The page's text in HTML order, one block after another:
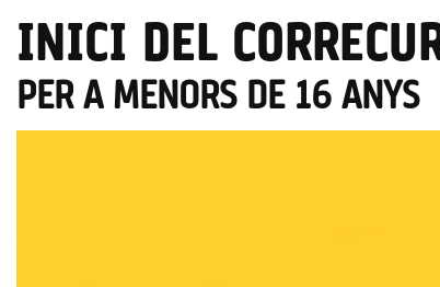
INICI DEL
PER A MENORS DE 16 ANYS